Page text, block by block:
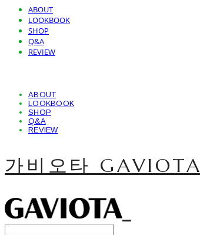
ABOUT
LOOKBOOK
SHOP
Q&A
REVIEW
ABOUT
LOOKBOOK
SHOP
Q&A
REVIEW
가비오타 GAVIOTA